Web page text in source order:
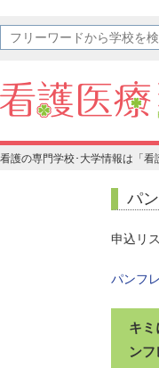
看護の専門学校･大学情報は「看
パ
申込リ
パンフ
キ
ン